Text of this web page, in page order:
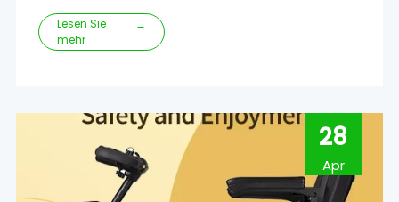
diejenigen, die einfach ihre Umgebung bequem
erkunden möchten, faltbare, leichte Mobilitätsroller
die z
Lesen Sie
mehr
→
28
Apr